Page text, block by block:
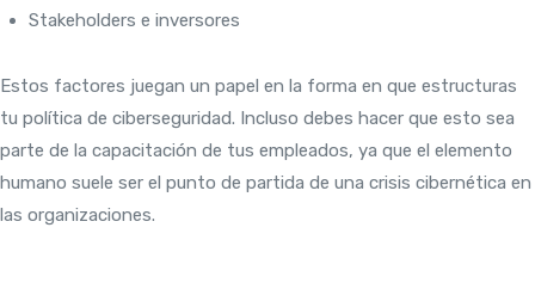
Stakeholders e inversores
Estos factores juegan un papel en la forma en que estructuras
tu política de ciberseguridad. Incluso debes hacer que esto sea
parte de la capacitación de tus empleados, ya que el elemento
humano suele ser el punto de partida de una crisis cibernética en
las organizaciones.